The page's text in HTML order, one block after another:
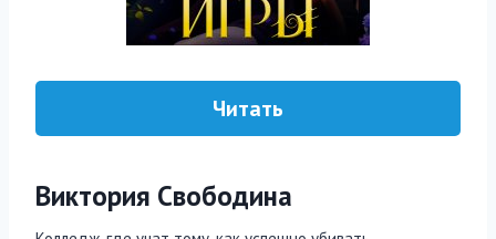
Читать
Виктория Свободина